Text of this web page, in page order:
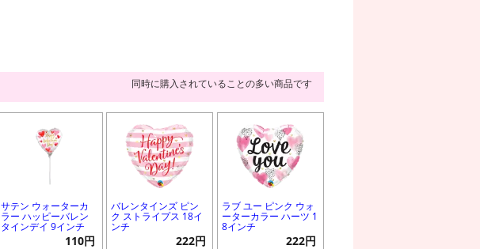
同時に購入されていることの多い商品です
サテン ウォーターカ
ラー ハッピーバレン
タインデイ 9インチ
110円
バレンタインズ ピン
ク ストライプス 18イ
ンチ
222円
ラブ ユー ピンク ウォ
ーターカラー ハーツ 1
8インチ
222円